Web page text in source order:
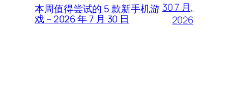
本周值得尝试的 5 款新手机游
戏 – 2026 年 7 月 30 日
30 7 月,
2026